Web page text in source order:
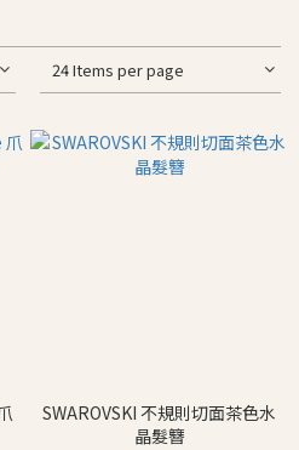
24 Items per page
SWAROVSKI 不規則切面茶色水
晶髮簪